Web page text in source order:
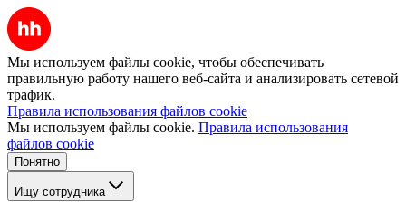
Мы используем файлы cookie, чтобы обеспечивать
правильную работу нашего веб-сайта и анализировать сетевой
трафик.
Правила использования файлов cookie
Мы используем файлы cookie. Правила использования
файлов cookie
Понятно
Ищу сотрудника